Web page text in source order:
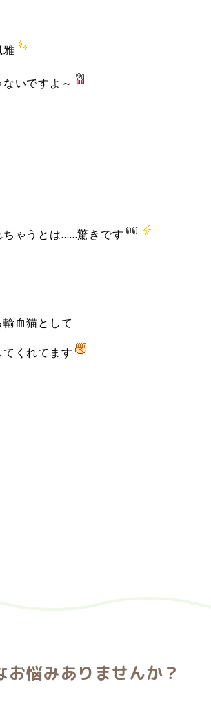
雅
いですよ～
ゃうとは……驚きです
血猫として
くれてます
お悩みありませんか？